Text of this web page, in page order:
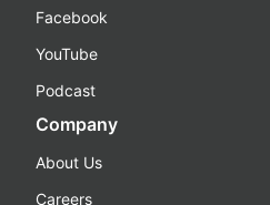
Facebook
YouTube
Podcast
Company
About Us
Careers